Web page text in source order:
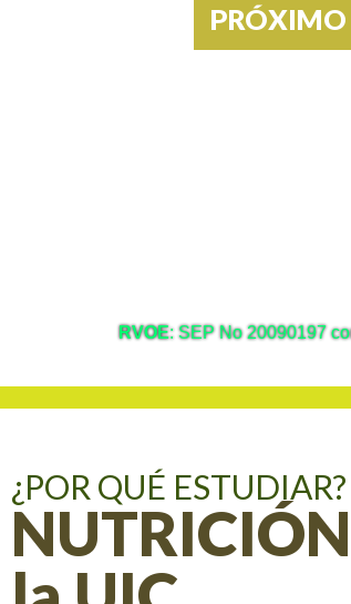
RVOE: SEP No 20090197
¿POR QUÉ ESTUDIAR?